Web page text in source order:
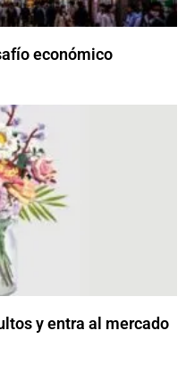
económico
y entra al mercado